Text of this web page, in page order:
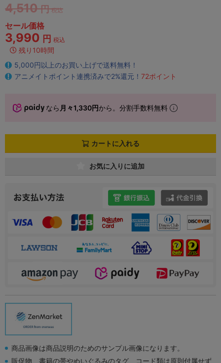
4,510 円 税込
セール価格
3,990 円 税込
残り10時間
5,000円以上のお買い上げで送料無料！
アニメイトポイント連携済みで2%還元！ 72ポイント
なら 月々1,330円から。分割手数料無料
カートに入れる
お気に入りに追加
商品画像は商品説明のためのサンプル画像になります。
販促物、書籍の帯やぬいぐるみのタグ、コード類は原則付属せず